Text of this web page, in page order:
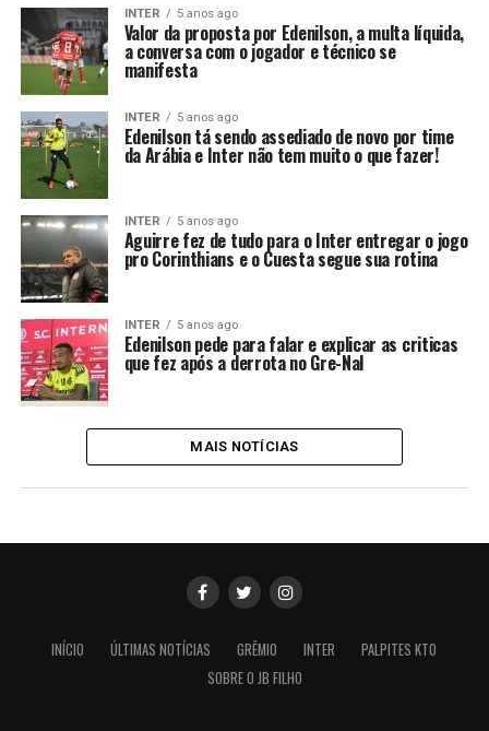
INTER 5 anos ago
Valor da proposta por Edenilson, a multa líquida,
a conversa com o jogador e técnico se
manifesta
INTER 5 anos ago
Edenilson tá sendo assediado de novo por time
da Arábia e Inter não tem muito o que fazer!
INTER 5 anos ago
Aguirre fez de tudo para o Inter entregar o jogo
pro Corinthians e o Cuesta segue sua rotina
INTER 5 anos ago
Edenilson pede para falar e explicar as criticas
que fez após a derrota no Gre-Nal
MAIS NOTÍCIAS
INÍCIO ÚLTIMAS NOTÍCIAS GRÊMIO INTER
PALPITES KTO
SOBRE O JB FILHO